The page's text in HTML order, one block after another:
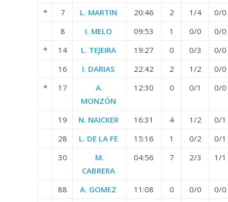
*
7 L. MARTIN 20:46 2 1/4
0/0
8
I. MELO 09:53 1 0/0
0/0
*
14 L. TEJEIRA 19:27 0 0/3
0/0
16
I. DARIAS 22:42 2 1/2
0/0
*
17
A.
MONZÓN
12:30 0 0/1 0/0
19 N. NAICKER 16:31 4 1/2
0/1
28
L. DE LA FE 15:16 1 0/2
0/1
30
M.
CABRERA
04:56 7 2/3 1/1
88 A. GOMEZ 11:08 0 0/0
0/0